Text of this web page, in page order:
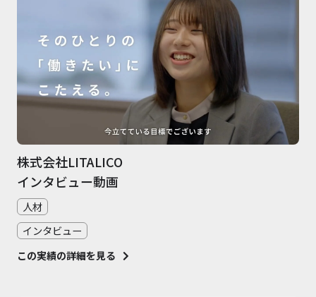
株式会社LITALICO
インタビュー動画
人材
インタビュー
この実績の詳細を見る